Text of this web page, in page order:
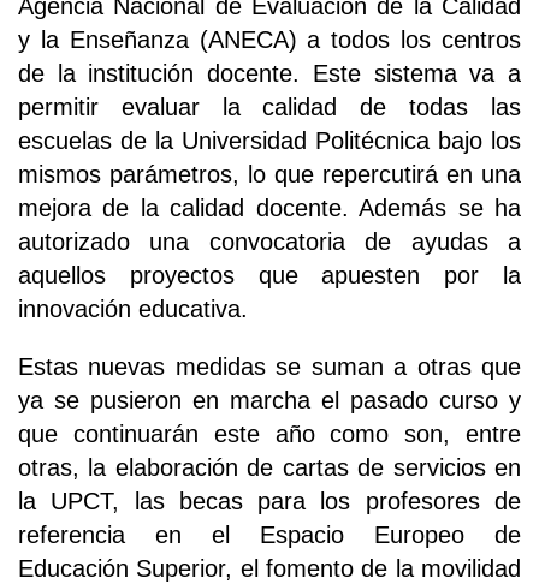
Agencia Nacional de Evaluación de la Calidad
y la Enseñanza (ANECA) a todos los centros
de la institución docente. Este sistema va a
permitir evaluar la calidad de todas las
escuelas de la Universidad Politécnica bajo los
mismos parámetros, lo que repercutirá en una
mejora de la calidad docente. Además se ha
autorizado una convocatoria de ayudas a
aquellos proyectos que apuesten por la
innovación educativa.
Estas nuevas medidas se suman a otras que
ya se pusieron en marcha el pasado curso y
que continuarán este año como son, entre
otras, la elaboración de cartas de servicios en
la UPCT, las becas para los profesores de
referencia en el Espacio Europeo de
Educación Superior, el fomento de la movilidad